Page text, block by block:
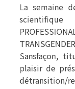
La semaine
Sansfaçon,
plaisir de